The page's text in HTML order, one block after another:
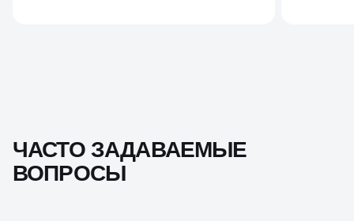
ЧАСТО ЗАДАВАЕМЫЕ
ВОПРОСЫ